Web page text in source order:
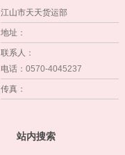
江山市天天货运部
地址 ：
联系人 ：
电话 ：0570-4045237
传真 ：
站内搜索